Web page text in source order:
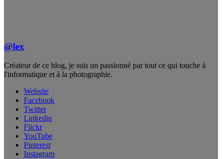
@lex
Créateur de ce blog, je suis un passionné par tout ce qui touche à
l'informatique et à la photographie.
Website
Facebook
Twitter
Linkedin
Flickr
YouTube
Pinterest
Instagram